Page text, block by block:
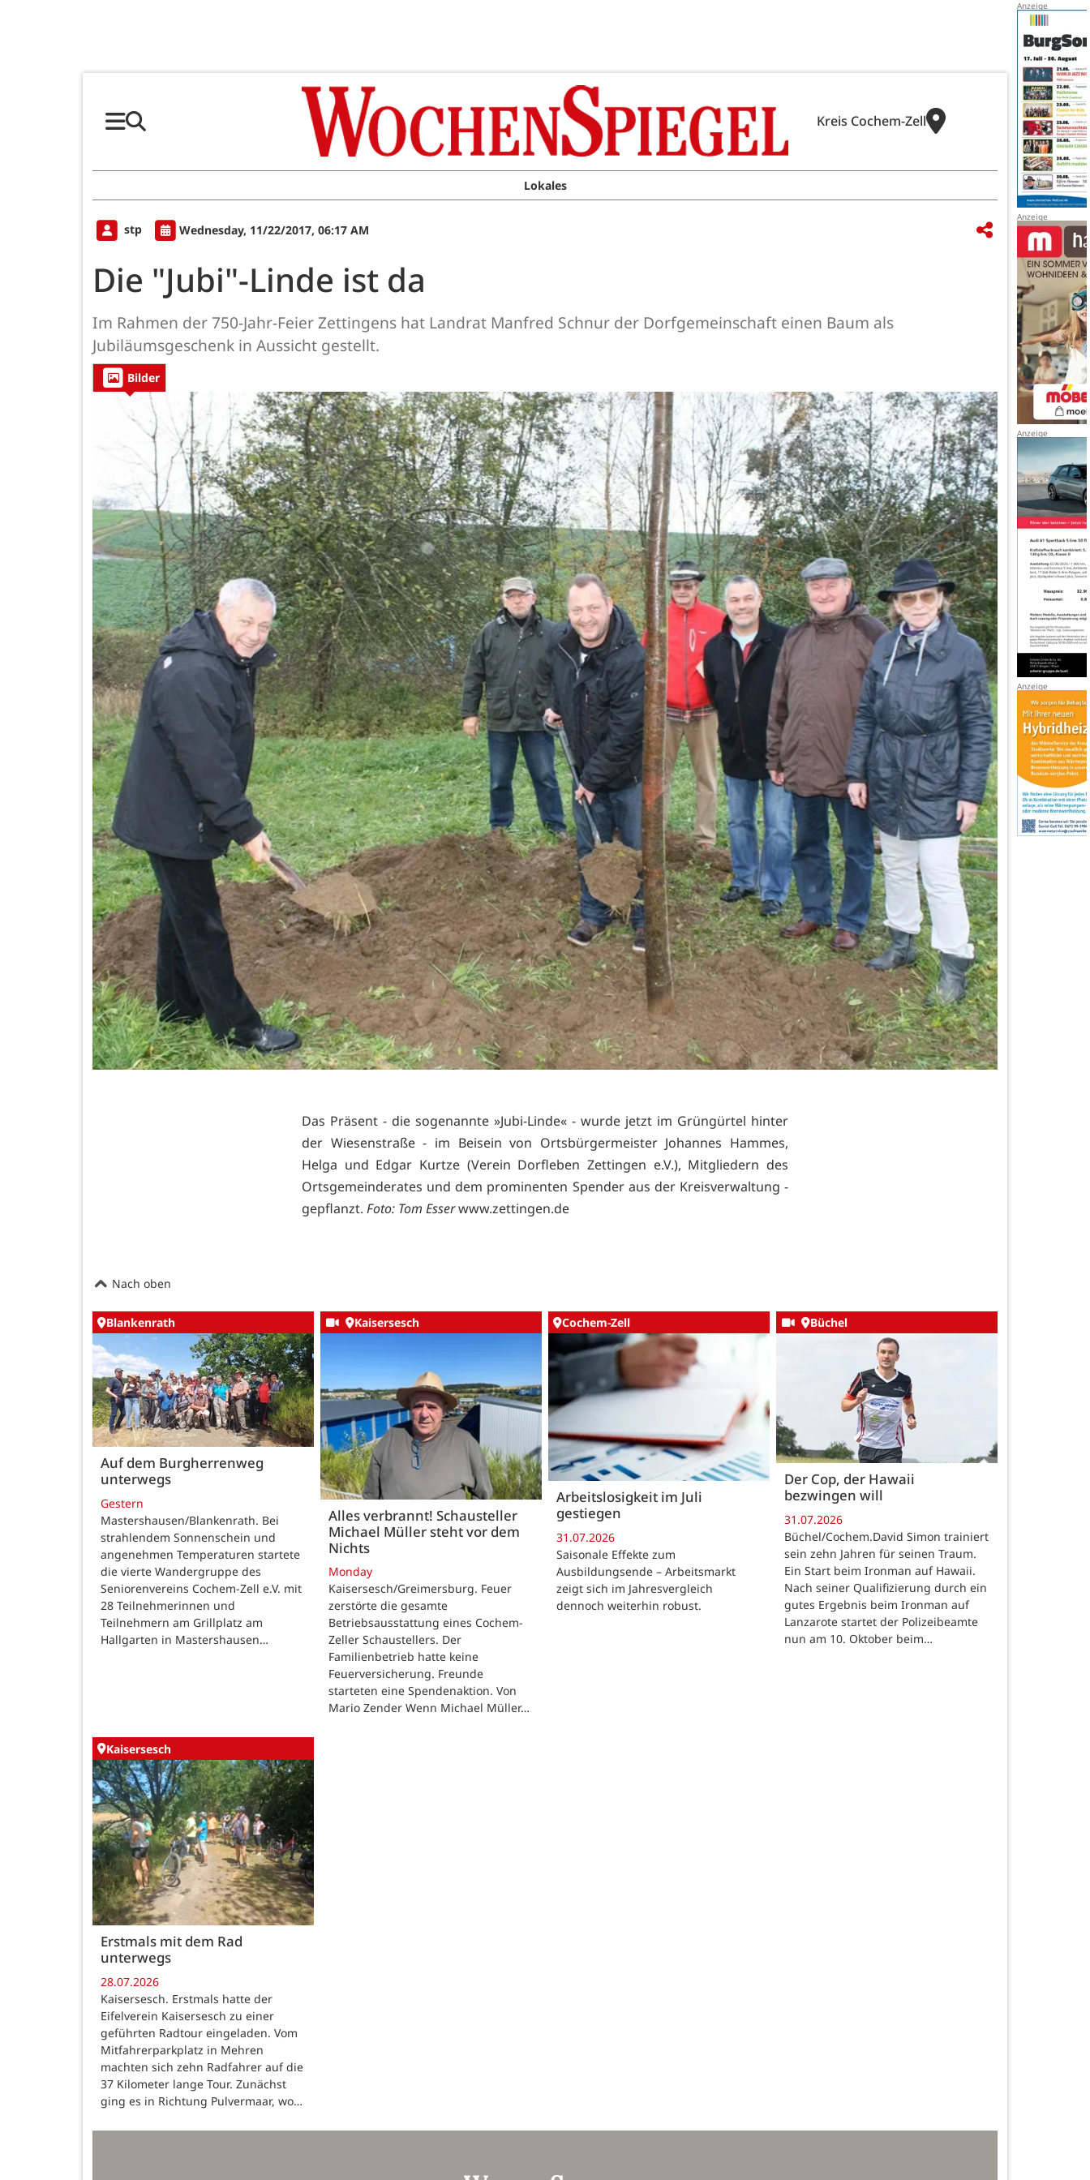
Kreis Cochem-Zell
Lokales
stp Wednesday, 11/22/2017, 06:17 AM
Die "Jubi"-Linde ist da
Im Rahmen der 750-Jahr-Feier Zettingens hat Landrat Manfred Schnur der Dorfgemeinschaft einen Baum als
Jubiläumsgeschenk in Aussicht gestellt.
Bilder
Das Präsent - die sogenannte »Jubi-Linde« - wurde jetzt im Grüngürtel hinter
der Wiesenstraße - im Beisein von Ortsbürgermeister Johannes Hammes,
Helga und Edgar Kurtze (Verein Dorfleben Zettingen e.V.), Mitgliedern des
Ortsgemeinderates und dem prominenten Spender aus der Kreisverwaltung -
gepflanzt. Foto: Tom Esserwww.zettingen.de
Nach oben
Blankenrath
Auf dem Burgherrenweg
unterwegs
Gestern
Mastershausen/Blankenrath. Bei
strahlendem Sonnenschein und
angenehmen Temperaturen startete
die vierte Wandergruppe des
Seniorenvereins Cochem-Zell e.V. mit
28 Teilnehmerinnen und
Teilnehmern am Grillplatz am
Hallgarten in Mastershausen…
Kaisersesch
Alles verbrannt! Schausteller
Michael Müller steht vor dem
Nichts
Monday
Kaisersesch/Greimersburg. Feuer
zerstörte die gesamte
Betriebsausstattung eines Cochem-
Zeller Schaustellers. Der
Familienbetrieb hatte keine
Feuerversicherung. Freunde
starteten eine Spendenaktion. Von
Mario Zender Wenn Michael Müller…
Cochem-Zell
Arbeitslosigkeit im Juli
gestiegen
31.07.2026
Saisonale Effekte zum
Ausbildungsende – Arbeitsmarkt
zeigt sich im Jahresvergleich
dennoch weiterhin robust.
Büchel
Der Cop, der Hawaii
bezwingen will
31.07.2026
Büchel/Cochem.David Simon trainiert
sein zehn Jahren für seinen Traum.
Ein Start beim Ironman auf Hawaii.
Nach seiner Qualifizierung durch ein
gutes Ergebnis beim Ironman auf
Lanzarote startet der Polizeibeamte
nun am 10. Oktober beim…
Kaisersesch
Erstmals mit dem Rad
unterwegs
28.07.2026
Kaisersesch. Erstmals hatte der
Eifelverein Kaisersesch zu einer
geführten Radtour eingeladen. Vom
Mitfahrerparkplatz in Mehren
machten sich zehn Radfahrer auf die
37 Kilometer lange Tour. Zunächst
ging es in Richtung Pulvermaar, wo…